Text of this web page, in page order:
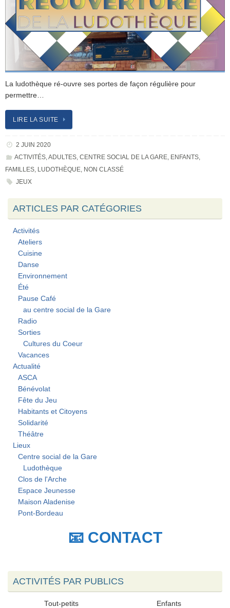
La ludothèque ré-ouvre ses portes de façon régulière pour
permettre…
LIRE LA SUITE
2 JUIN 2020
ACTIVITÉS,ADULTES, CENTRE SOCIAL DE LA GARE, ENFANTS,
FAMILLES, LUDOTHÈQUE, NON CLASSÉ
JEUX
ARTICLES PAR CATÉGORIES
Activités
Ateliers
Cuisine
Danse
Environnement
Été
Pause Café
au centre social de la Gare
Radio
Sorties
Cultures du Coeur
Vacances
Actualité
ASCA
Bénévolat
Fête du Jeu
Habitants et Citoyens
Solidarité
Théâtre
Lieux
Centre social de la Gare
Ludothèque
Clos de l'Arche
Espace Jeunesse
Maison Aladenise
Pont-Bordeau
📧 CONTACT
ACTIVITÉS PAR PUBLICS
Tout-petits Enfants